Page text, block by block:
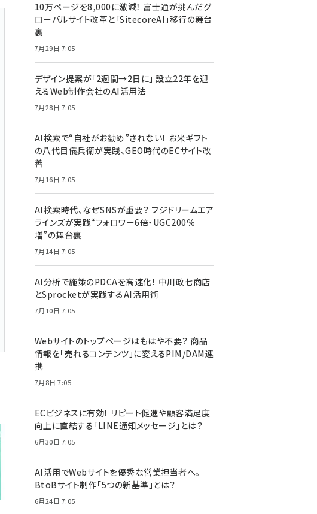
10万ページを8,000に激減！ 富士通が挑んだグ
ローバルサイト改革と「SitecoreAI」移行の舞台
裏
7月29日 7:05
デザイン提案が「2週間→2日に」 設立22年を迎
えるWeb制作会社のAI活用法
7月28日 7:05
AI検索で“自社がお勧め”されない！ お米ギフト
の八代目儀兵衛が実践、GEO時代のECサイト改
善
7月16日 7:05
AI検索時代、なぜSNSが重要？ フジドリームエア
ラインズが実践“フォロワー6倍・UGC200％
増”の舞台裏
7月14日 7:05
AI分析で施策のPDCAを高速化！ 中川政七商店
とSprocketが実践するAI活用術
7月10日 7:05
Webサイトのトップページはもはや不要？ 商品
情報を「売れるコンテンツ」に変えるPIM/DAM連
携
7月8日 7:05
ECビジネスに有効！ リピート促進や顧客満足度
向上に直結する「LINE通知メッセージ」とは？
6月30日 7:05
AI活用でWebサイトを優秀な営業担当者へ。
BtoBサイト制作「5つの新基準」とは？
6月24日 7:05